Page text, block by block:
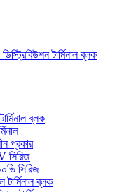
ডিস্ট্রিবিউশন টার্মিনাল ব্লক
ব্লক
প্রকার
সিরিজ
সিরিজ
টার্মিনাল ব্লক